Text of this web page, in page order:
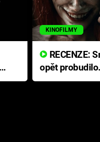
KINOFILMY
opět
přichází s